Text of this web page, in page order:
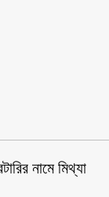
নামে মিথ্যা